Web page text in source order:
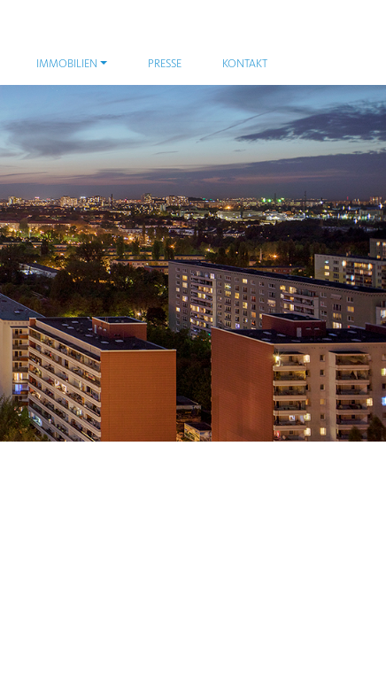
IMMOBILIEN PRESSE KONTAKT